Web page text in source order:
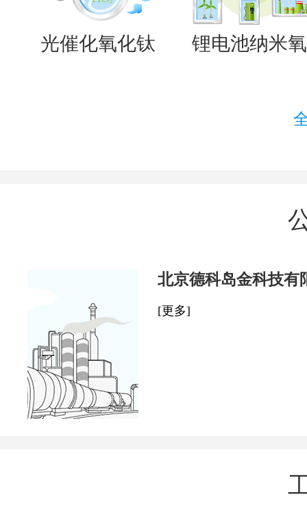
光催化氧化钛 锂电池纳米
北京德科岛金科技有
[更多]